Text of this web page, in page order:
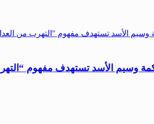
وسيم الأسد تستهدف مفهوم